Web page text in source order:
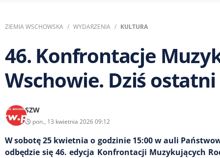
ZIEMIA WSCHOWSKA WYDARZENIA KULTURA
46. Konfrontacje
Wschowie. Dziś ostatni
SZW
pon., 13 kwietnia 2026 09:12
W sobotę 25 kwietnia o godzinie 15:00 w auli
odbędzie się 46. edycja Konfrontacji Muzykujących